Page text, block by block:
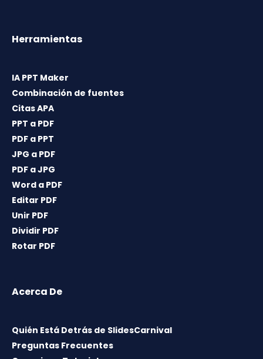
Herramientas
IA PPT Maker
Combinación de fuentes
Citas APA
PPT a PDF
PDF a PPT
JPG a PDF
PDF a JPG
Word a PDF
Editar PDF
Unir PDF
Dividir PDF
Rotar PDF
Acerca De
Quién Está Detrás de SlidesCarnival
Preguntas Frecuentes